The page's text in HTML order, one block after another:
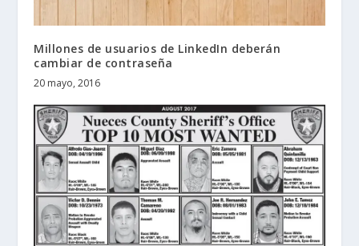
Millones de usuarios de LinkedIn deberán
cambiar de contraseña
20 mayo, 2016